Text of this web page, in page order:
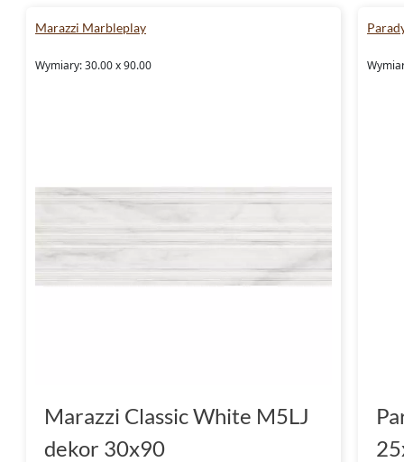
Marazzi Marbleplay
Wymiary: 30.00 x 90.00
Marazzi Classic White M5LJ
dekor 30x90